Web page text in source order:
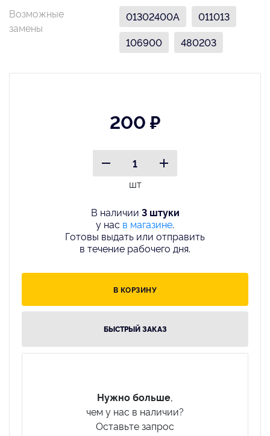
Возможные
замены
01302400A
011013
106900
480203
200 ₽
шт
В наличии 3 штуки
у нас в магазине.
Готовы выдать или отправить
в течение рабочего дня.
В КОРЗИНУ
БЫСТРЫЙ ЗАКАЗ
Нужно больше,
чем у нас в наличии?
Оставьте запрос